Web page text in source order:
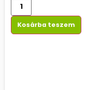
Kosárba teszem